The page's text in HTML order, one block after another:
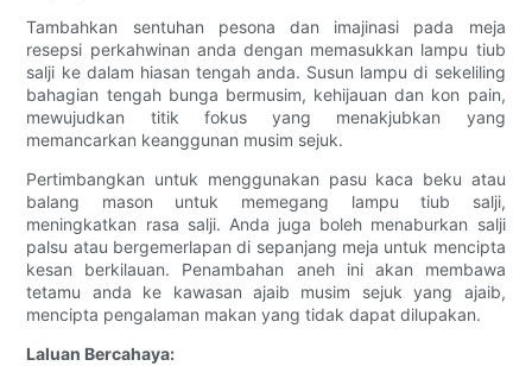
Tambahkan sentuhan pesona dan imajinasi pada meja
resepsi perkahwinan anda dengan memasukkan lampu tiub
salji ke dalam hiasan tengah anda. Susun lampu di sekeliling
bahagian tengah bunga bermusim, kehijauan dan kon pain,
mewujudkan titik fokus yang menakjubkan yang
memancarkan keanggunan musim sejuk.
Pertimbangkan untuk menggunakan pasu kaca beku atau
balang mason untuk memegang lampu tiub salji,
meningkatkan rasa salji. Anda juga boleh menaburkan salji
palsu atau bergemerlapan di sepanjang meja untuk mencipta
kesan berkilauan. Penambahan aneh ini akan membawa
tetamu anda ke kawasan ajaib musim sejuk yang ajaib,
mencipta pengalaman makan yang tidak dapat dilupakan.
Laluan Bercahaya: